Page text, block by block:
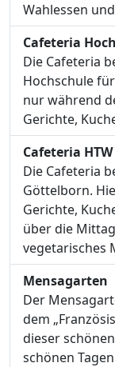
Wahlessen
Cafeteria
Die Cafeteria
Hochschule
nur während
Gerichte,
Cafeteria
Die Cafeteria
Göttelborn.
Gerichte,
über die
vegetarisches
Mensagarten
Der
dem
dieser
schönen